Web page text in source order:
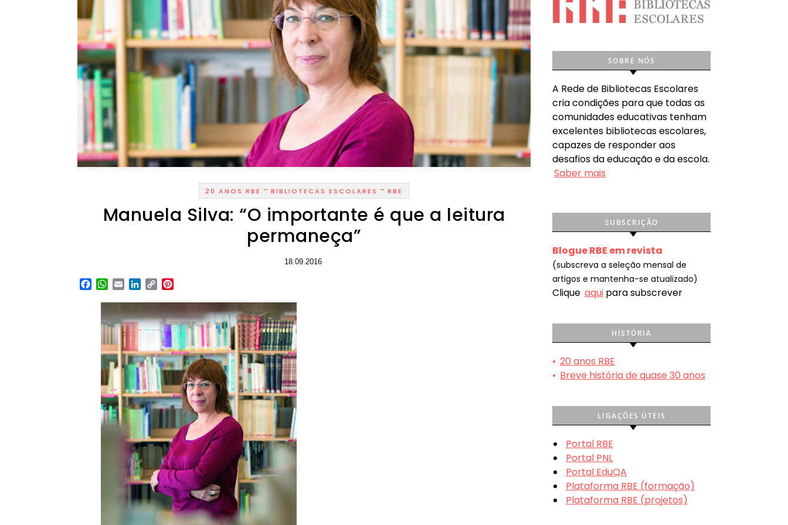
20 ANOS RBE - BIBLIOTECAS ESCOLARES - RBE
Manuela Silva: “O importante é que a leitura
permaneça”
18.09.2016
Facebook
WhatsApp
EmailLinkedIn
Copy
SOBRE NÓS
A Rede de Bibliotecas Escolares
cria condições para que todas as
comunidades educativas tenham
excelentes bibliotecas escolares,
capazes de responder aos
desafios da educação e da escola.
Saber mais
SUBSCRIÇÃO
Blogue RBE em revista
(subscreva a seleção mensal de
artigos e mantenha-se atualizado)
Clique aqui para subscrever
HISTÓRIA
• 20 anos RBE
• Breve história de quase 30 anos
LIGAÇÕES ÚTEIS
Portal RBE
Portal PNL
Portal EduQA
Plataforma RBE (formação)
Plataforma RBE (projetos)